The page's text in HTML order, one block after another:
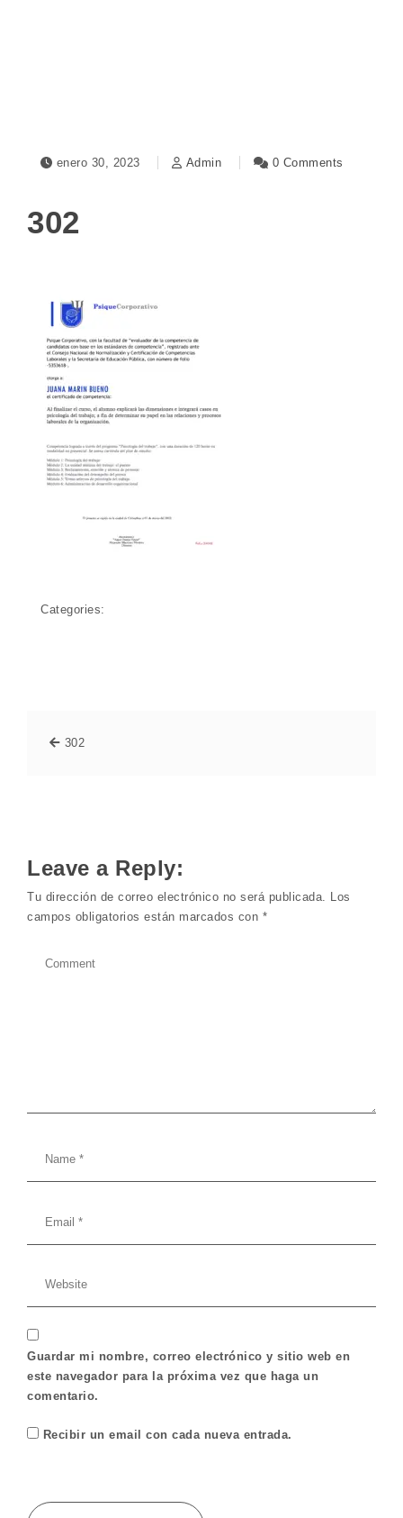
enero 30, 2023 Admin 0 Comments
302
Categories:
302
Leave a Reply:
Tu dirección de correo electrónico no será publicada. Los
campos obligatorios están marcados con *
Guardar mi nombre, correo electrónico y sitio web en
este navegador para la próxima vez que haga un
comentario.
Recibir un email con cada nueva entrada.